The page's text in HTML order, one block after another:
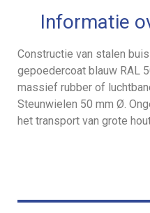
Informatie
Constructie van stalen
gepoedercoat blauw RAL
massief rubber of
Steunwielen 50 mm Ø.
het transport van grote